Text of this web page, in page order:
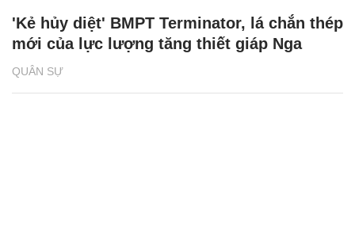
QUÂN SỰ
'Kẻ hủy diệt' BMPT Terminator, lá chắn thép
mới của lực lượng tăng thiết giáp Nga